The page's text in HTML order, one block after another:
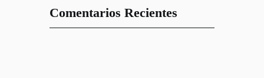
Comentarios Recientes